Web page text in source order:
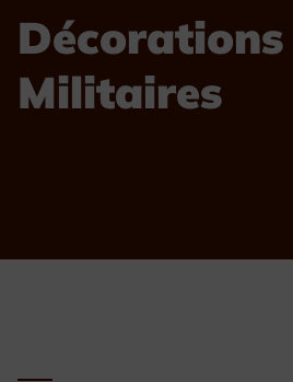
Décorations
Militaires